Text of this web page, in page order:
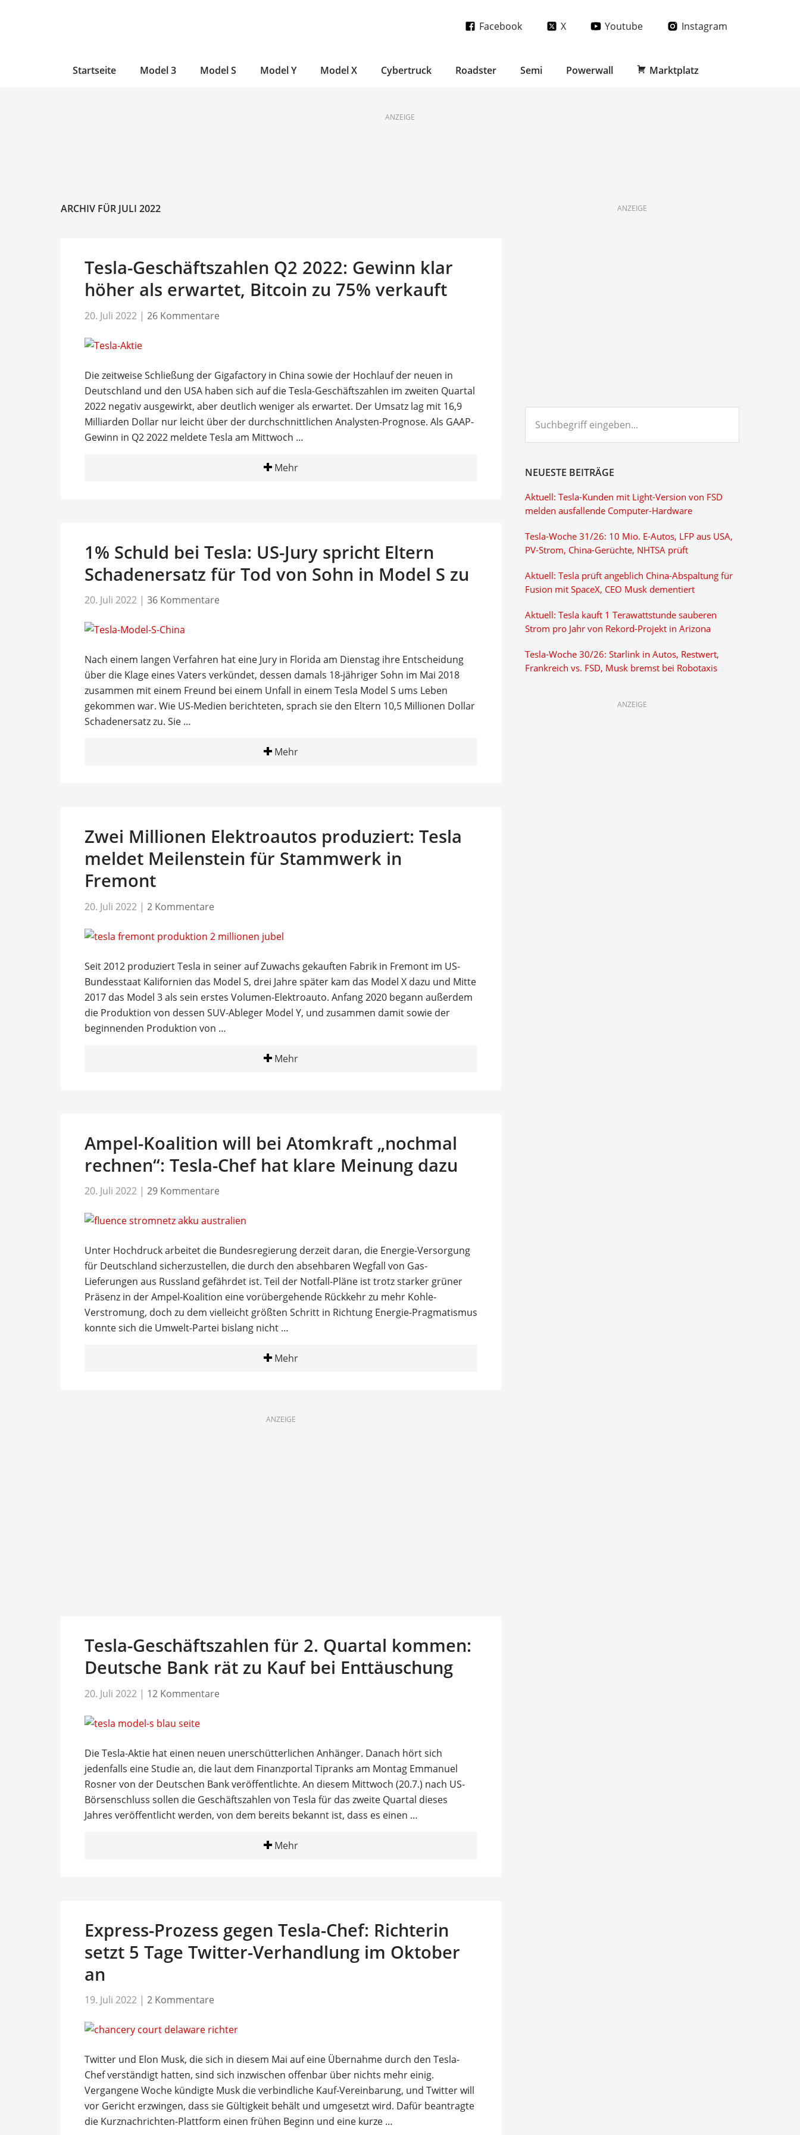
Facebook X Youtube Instagram
Startseite Model 3 Model S Model Y Model X Cybertruck Roadster Semi Powerwall Marktplatz
ANZEIGE
ARCHIV FÜR JULI 2022
Tesla-Geschäftszahlen Q2 2022: Gewinn klar
höher als erwartet, Bitcoin zu 75% verkauft
20. Juli 2022 | 26 Kommentare
Die zeitweise Schließung der Gigafactory in China sowie der Hochlauf der neuen in
Deutschland und den USA haben sich auf die Tesla-Geschäftszahlen im zweiten Quartal
2022 negativ ausgewirkt, aber deutlich weniger als erwartet. Der Umsatz lag mit 16,9
Milliarden Dollar nur leicht über der durchschnittlichen Analysten-Prognose. Als GAAP-
Gewinn in Q2 2022 meldete Tesla am Mittwoch …
Mehr
1% Schuld bei Tesla: US-Jury spricht Eltern
Schadenersatz für Tod von Sohn in Model S zu
20. Juli 2022 | 36 Kommentare
Nach einem langen Verfahren hat eine Jury in Florida am Dienstag ihre Entscheidung
über die Klage eines Vaters verkündet, dessen damals 18-jähriger Sohn im Mai 2018
zusammen mit einem Freund bei einem Unfall in einem Tesla Model S ums Leben
gekommen war. Wie US-Medien berichteten, sprach sie den Eltern 10,5 Millionen Dollar
Schadenersatz zu. Sie …
Mehr
Zwei Millionen Elektroautos produziert: Tesla
meldet Meilenstein für Stammwerk in
Fremont
20. Juli 2022 | 2 Kommentare
Seit 2012 produziert Tesla in seiner auf Zuwachs gekauften Fabrik in Fremont im US-
Bundesstaat Kalifornien das Model S, drei Jahre später kam das Model X dazu und Mitte
2017 das Model 3 als sein erstes Volumen-Elektroauto. Anfang 2020 begann außerdem
die Produktion von dessen SUV-Ableger Model Y, und zusammen damit sowie der
beginnenden Produktion von …
Mehr
Ampel-Koalition will bei Atomkraft „nochmal
rechnen“: Tesla-Chef hat klare Meinung dazu
20. Juli 2022 | 29 Kommentare
Unter Hochdruck arbeitet die Bundesregierung derzeit daran, die Energie-Versorgung
für Deutschland sicherzustellen, die durch den absehbaren Wegfall von Gas-
Lieferungen aus Russland gefährdet ist. Teil der Notfall-Pläne ist trotz starker grüner
Präsenz in der Ampel-Koalition eine vorübergehende Rückkehr zu mehr Kohle-
Verstromung, doch zu dem vielleicht größten Schritt in Richtung Energie-Pragmatismus
konnte sich die Umwelt-Partei bislang nicht …
Mehr
ANZEIGE
Tesla-Geschäftszahlen für 2. Quartal kommen:
Deutsche Bank rät zu Kauf bei Enttäuschung
20. Juli 2022 | 12 Kommentare
Die Tesla-Aktie hat einen neuen unerschütterlichen Anhänger. Danach hört sich
jedenfalls eine Studie an, die laut dem Finanzportal Tipranks am Montag Emmanuel
Rosner von der Deutschen Bank veröffentlichte. An diesem Mittwoch (20.7.) nach US-
Börsenschluss sollen die Geschäftszahlen von Tesla für das zweite Quartal dieses
Jahres veröffentlicht werden, von dem bereits bekannt ist, dass es einen …
Mehr
Express-Prozess gegen Tesla-Chef: Richterin
setzt 5 Tage Twitter-Verhandlung im Oktober
an
19. Juli 2022 | 2 Kommentare
Twitter und Elon Musk, die sich in diesem Mai auf eine Übernahme durch den Tesla-
Chef verständigt hatten, sind sich inzwischen offenbar über nichts mehr einig.
Vergangene Woche kündigte Musk die verbindliche Kauf-Vereinbarung, und Twitter will
vor Gericht erzwingen, dass sie Gültigkeit behält und umgesetzt wird. Dafür beantragte
die Kurznachrichten-Plattform einen frühen Beginn und eine kurze …
ANZEIGE
eingeben...
NEUESTE BEITRÄGE
Aktuell: Tesla-Kunden mit Light-Version von FSD
melden ausfallende Computer-Hardware
Tesla-Woche 31/26: 10 Mio. E-Autos, LFP aus USA,
PV-Strom, China-Gerüchte, NHTSA prüft
Aktuell: Tesla prüft angeblich China-Abspaltung für
Fusion mit SpaceX, CEO Musk dementiert
Aktuell: Tesla kauft 1 Terawattstunde sauberen
Strom pro Jahr von Rekord-Projekt in Arizona
Tesla-Woche 30/26: Starlink in Autos, Restwert,
Frankreich vs. FSD, Musk bremst bei Robotaxis
ANZEIGE